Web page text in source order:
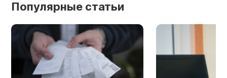
Популярные статьи